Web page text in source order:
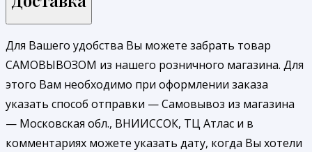
Для Вашего удобства Вы можете забрать товар
САМОВЫВОЗОМ из нашего розничного магазина. Для
этого Вам необходимо при оформлении заказа
указать способ отправки — Самовывоз из магазина
— Московская обл., ВНИИССОК, ТЦ Атлас и в
комментариях можете указать дату, когда Вы хотели